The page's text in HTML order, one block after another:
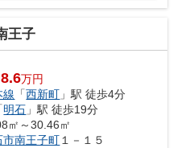
王子
8.6万円
線 「西新町 」駅 徒歩4分
明石 」駅 徒歩19分
㎡～30.46㎡
市南王子町 １－１５